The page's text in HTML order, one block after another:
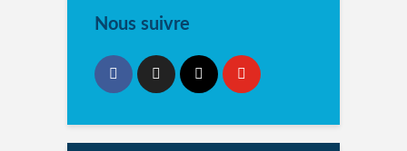
Nous suivre